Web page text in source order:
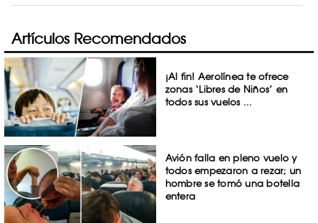
Artículos Recomendados
¡Al fin! Aerolínea te ofrece
zonas ‘Libres de Niños’ en
todos sus vuelos ...
Avión falla en pleno vuelo y
todos empezaron a rezar; un
hombre se tomó una botella
entera